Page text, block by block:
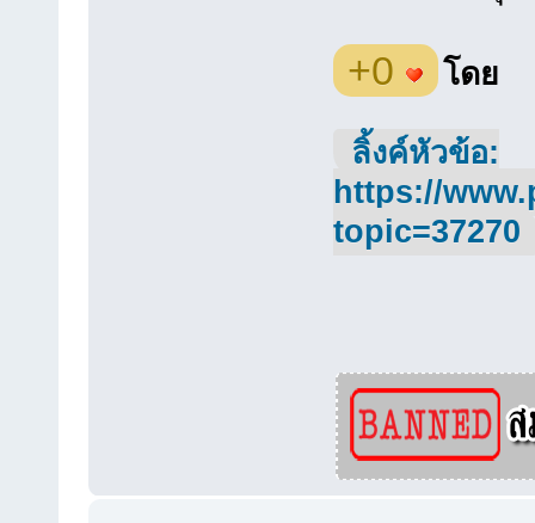
+0 โดย
ลิ้งค์หัวข้อ:
https://
topic=37270